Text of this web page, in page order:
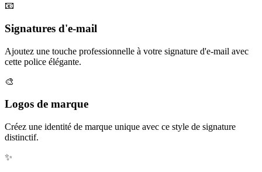
📧
Signatures d'e-mail
Ajoutez une touche professionnelle à votre signature d'e-mail avec
cette police élégante.
🎨
Logos de marque
Créez une identité de marque unique avec ce style de signature
distinctif.
✨